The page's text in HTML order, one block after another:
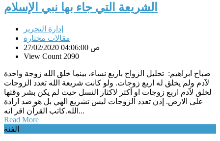
الشريعة التي جاء بها نبي الإسلام
إدارة التحرير
مقالات مختارة
27/02/2020 04:06:00 ص
View Count 2090
صباح ابراهيم: تحليل الزواج باربع نساء، بينما خلق الله زوجة واحدة
لآدم ولم يخلق له اربع زوجات. ولو كانت شريعة الله تعدد الزوجات
لخلق لآدم اربع زوجات او أكثر لاكثار النسل حيث لم يكن بشر وقتها
على الارض. إذن تعدد الزوجات ليس تشريع الهي بل هو ضد ارادة
الله.كاتب القرآن اقر انه...
Read More
الفئة